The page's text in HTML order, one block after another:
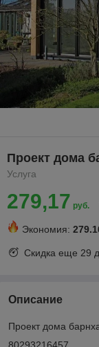
Проект дома
Услуга
279,17 руб.
Экономия:
Скидка еще 29
Описание
Проект дома
80293216457